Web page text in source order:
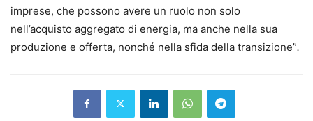
imprese, che possono avere un ruolo non solo
nell’acquisto aggregato di energia, ma anche nella sua
produzione e offerta, nonché nella sfida della transizione”.